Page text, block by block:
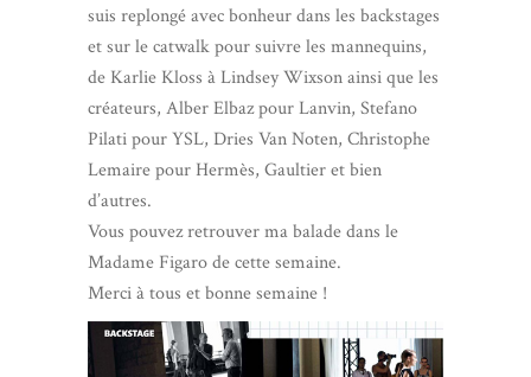
suis replongé avec bonheur dans les backstages
et sur le catwalk pour suivre les mannequins,
de Karlie Kloss à Lindsey Wixson ainsi que les
créateurs, Alber Elbaz pour Lanvin, Stefano
Pilati pour YSL, Dries Van Noten, Christophe
Lemaire pour Hermès, Gaultier et bien
d’autres.
Vous pouvez retrouver ma balade dans le
Madame Figaro de cette semaine.
Merci à tous et bonne semaine !